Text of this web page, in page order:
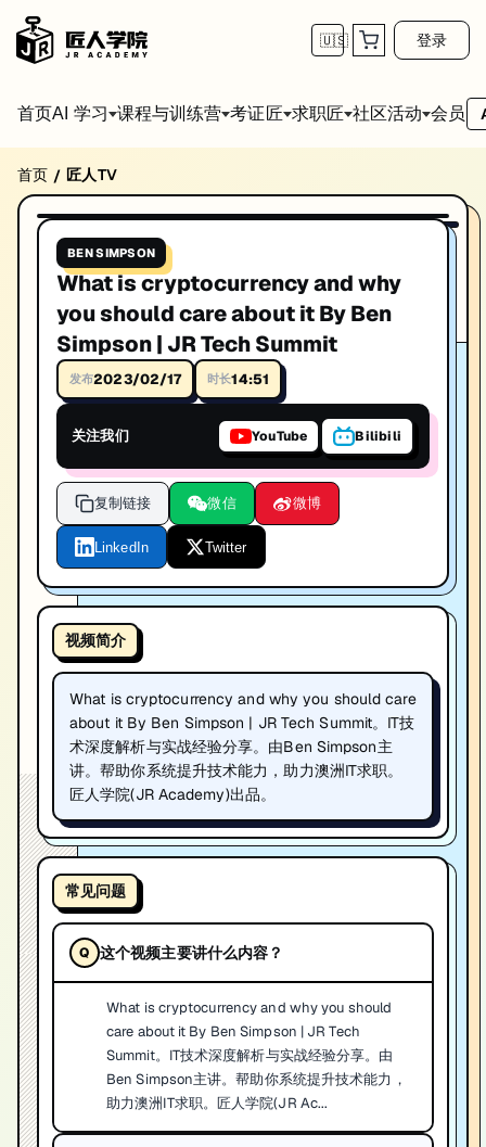
🇺🇸 登录
首页AI 学习 课程与训练营 考证匠 求职匠 社区活动 会员
What is cryptocurrency and why you
系列: Ben Simpson
What is cryptocurrency and why you should care about it By Ben
时长: 14:51
发布日期: 2023/2/17
本视频由匠人学院提供，涵盖IT技术相关知识点，帮助你系统学习和提
首页 / 匠人TV
播放视频
BEN SIMPSON
What is cryptocurrency and why
you should care about it By Ben
Simpson | JR Tech Summit
发布2023/02/17 时长14:51
关注我们 YouTube Bilibili
复制链接 微信 微博
LinkedIn Twitter
视频简介
What is cryptocurrency and why you should care
about it By Ben Simpson | JR Tech Summit。IT技
术深度解析与实战经验分享。由Ben Simpson主
讲。帮助你系统提升技术能力，助力澳洲IT求职。
匠人学院(JR Academy)出品。
常见问题
这个视频主要讲什么内容？
What is cryptocurrency and why you should
care about it By Ben Simpson | JR Tech
Summit。IT技术深度解析与实战经验分享。由
Ben Simpson主讲。帮助你系统提升技术能力，
助力澳洲IT求职。匠人学院(JR Ac...